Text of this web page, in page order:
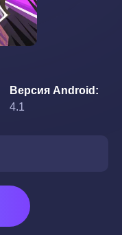
Версия Android
4.1